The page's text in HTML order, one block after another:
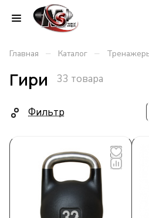
Главная – Каталог –
Гири 33 товара
Фильтр